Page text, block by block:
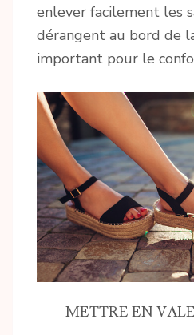
enlever facilement les
dérangent au bord de
important pour le
METTRE EN